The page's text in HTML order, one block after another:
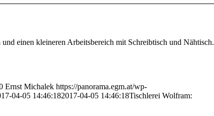
einen kleineren Arbeitsbereich mit Schreibtisch und Nähtisch.
Ernst Michalek https://panorama.egm.at/wp-
04-05 14:46:182017-04-05 14:46:18Tischlerei Wolfram: